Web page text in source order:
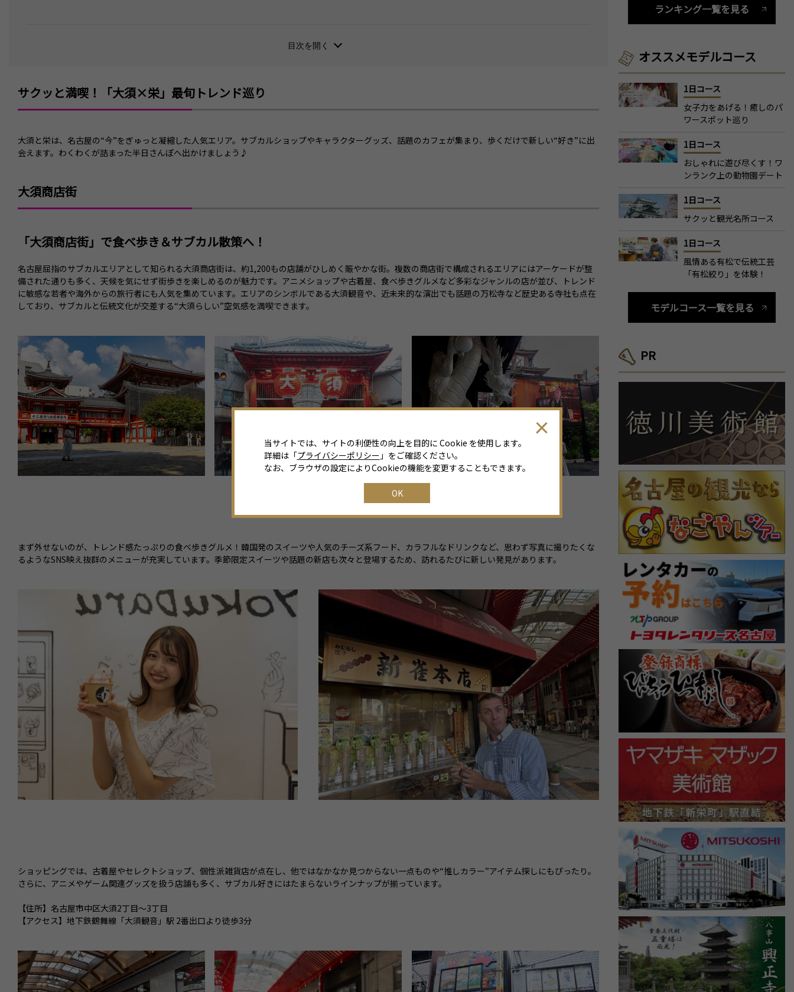
目次を開く
サクッと満喫！「大須×栄」最旬トレンド巡り
大須と栄は、名古屋の“今”をぎゅっと凝縮した人気エリア。サブカルショップやキャラクターグッズ、話題のカフェが集まり、歩くだけで新しい“好き”に出
会えます。わくわくが詰まった半日さんぽへ出かけましょう♪
大須商店街
「大須商店街」 で食べ歩き＆サブカル散策へ！
名古屋屈指のサブカルエリアとして知られる大須商店街は、約1,200もの店舗がひしめく賑やかな街。複数の商店街で構成されるエリアにはアーケードが整
備された通りも多く、天候を気にせず街歩きを楽しめるのが魅力です。アニメショップや古着屋、食べ歩きグルメなど多彩なジャンルの店が並び、トレンド
に敏感な若者や海外からの旅行者にも人気を集めています。エリアのシンボルである大須観音や、近未来的な演出でも話題の万松寺など歴史ある寺社も点在
しており、サブカルと伝統文化が交差する“大須らしい”空気感を満喫できます。
まず外せないのが、トレンド感たっぷりの食べ歩きグルメ！韓国発のスイーツや人気のチーズ系フード、カラフルなドリンクなど、思わず写真に撮りたくな
るようなSNS映え抜群のメニューが充実しています。季節限定スイーツや話題の新店も次々と登場するため、訪れるたびに新しい発見があります。
ショッピングでは、古着屋やセレクトショップ、個性派雑貨店が点在し、他ではなかなか見つからない一点ものや“推しカラー”アイテム探しにもぴったり。
さらに、アニメやゲーム関連グッズを扱う店舗も多く、サブカル好きにはたまらないラインナップが揃っています。
【住所】名古屋市中区大須2丁目～3丁目
【アクセス】地下鉄鶴舞線「大須観音」駅 2番出口より徒歩3分
ランキング一覧を見る
オススメモデルコース
1日コース
女子力をあげる！癒しのパ
ワースポット巡り
1日コース
おしゃれに遊び尽くす！ワ
ンランク上の動物園デート
1日コース
サクッと観光名所コース
1日コース
風情ある有松で伝統工芸
「有松絞り」を体験！
モデルコース一覧を見る
PR
当サイトでは、サイトの利便性の向上を目的に Cookie を使用します。
詳細は「プライバシーポリシー 」をご確認ください。
なお、ブラウザの設定によりCookieの機能を変更することもできます。
OK